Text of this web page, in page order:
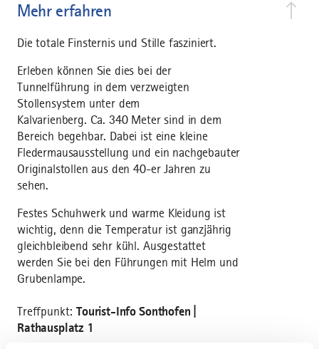
Mehr erfahren
Die totale Finsternis und Stille fasziniert.
Erleben können Sie dies bei der
Tunnelführung in dem verzweigten
Stollensystem unter dem
Kalvarienberg. Ca. 340 Meter sind in dem
Bereich begehbar. Dabei ist eine kleine
Fledermausausstellung und ein nachgebauter
Originalstollen aus den 40-er Jahren zu
sehen.
Festes Schuhwerk und warme Kleidung ist
wichtig, denn die Temperatur ist ganzjährig
gleichbleibend sehr kühl. Ausgestattet
werden Sie bei den Führungen mit Helm und
Grubenlampe.
Treffpunkt:Tourist-Info Sonthofen |
Rathausplatz 1